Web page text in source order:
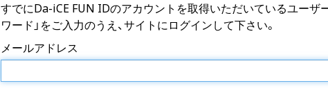
すでにDa-iCE FUN IDのアカウントを取得いただいているユーザ
ワード」をご入力のうえ、サイトにログインして下さい。
メールアドレス